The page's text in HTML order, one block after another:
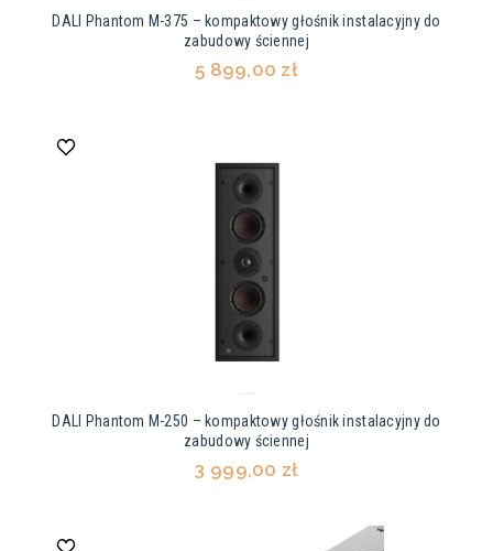
DALI Phantom M-375 – kompaktowy głośnik instalacyjny do
zabudowy ściennej
5 899,00 zł
DALI Phantom M-250 – kompaktowy głośnik instalacyjny do
zabudowy ściennej
3 999,00 zł